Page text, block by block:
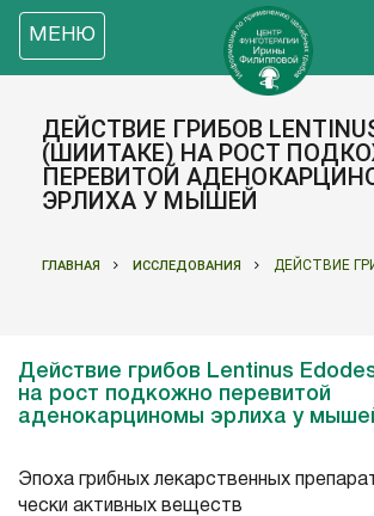
МЕНЮ
ДЕЙСТВИЕ ГРИБОВ LENTINUS
(ШИИТАКЕ) НА РОСТ
ПЕРЕВИТОЙ
ЭРЛИХА У МЫШЕЙ
ГЛАВНАЯ ИССЛЕДОВАНИЯ ДЕЙСТВИЕ
Действие грибов Lentinus
на рост подкожно перевитой
аденокарциномы эрлиха у
Эпоха грибных лекарствен­ных
чески активных веществ